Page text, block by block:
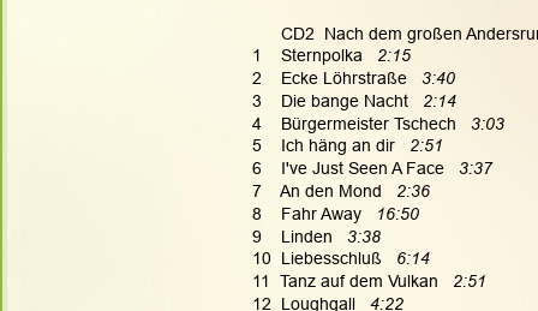
CD2  Nach dem großen
1    Sternpolka 2:15
2    Ecke Löhrstraße 3:40
3    Die bange Nacht 2:14
4    Bürgermeister Tschech
3:03
5    Ich häng an dir
2:51
6    I've Just Seen A Face
  3:37
7    An den Mond
  2:36
8    Fahr Away
16:50
9    Linden
  3:38
10  Liebesschluß 6:14
11  Tanz auf dem Vulkan
2:51
12  Loughgall 4:22